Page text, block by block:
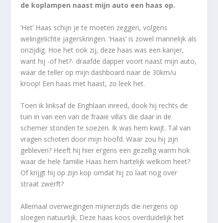
de koplampen naast mijn auto een haas op.
‘Het’ Haas schijn je te moeten zeggen, volgens
welingelichte jagerskringen. ‘Haas’ is zowel mannelijk als
onzijdig. Hoe het ook zij, deze haas was een kanjer,
want hij -of het?- draafde dapper voort naast mijn auto,
waar de teller op mijn dashboard naar de 30km/u
kroop! Een haas met haast, zo leek het.
Toen ik linksaf de Enghlaan inreed, dook hij rechts de
tuin in van een van de fraaie villa’s die daar in de
schemer stonden te soezen. Ik was hem kwijt. Tal van
vragen schoten door mijn hoofd. Waar zou hij zijn
gebleven? Heeft hij hier ergens een gezellig warm hok
waar de hele familie Haas hem hartelijk welkom heet?
Of krijgt hij op zijn kop omdat hij zo laat nog over
straat zwerft?
Allemaal overwegingen mijnerzijds die nergens op
sloegen natuurlijk. Deze haas koos overduidelijk het